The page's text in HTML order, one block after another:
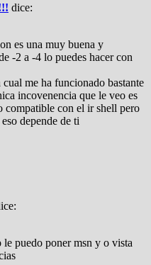
dice:
es una muy buena y
-2 a -4 lo puedes hacer con
me ha funcionado bastante
incovenencia que le veo es
compatible con el ir shell pero
depende de ti
puedo poner msn y o vista